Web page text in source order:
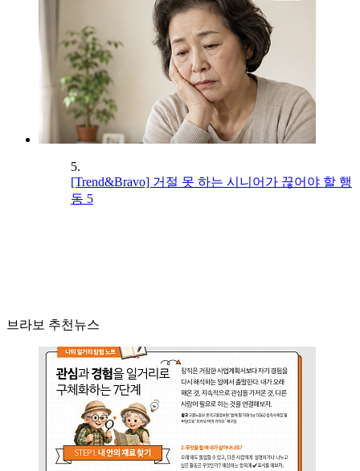
5.
[Trend&Bravo] 거절 못 하는 시니어가 끊어야 할 행
동 5
브라보 추천뉴스